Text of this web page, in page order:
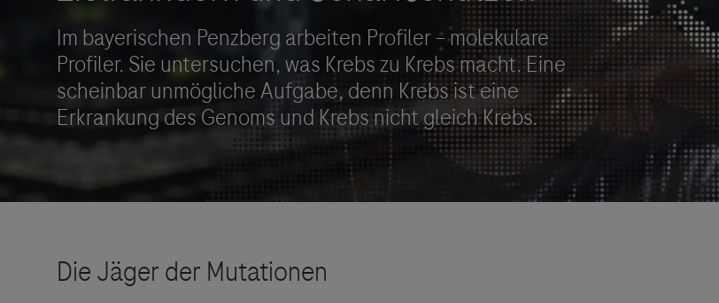
Roche Stories
Events
Podcast
Blog ZukunftslaborKlinische Studien Vigilanz-Training